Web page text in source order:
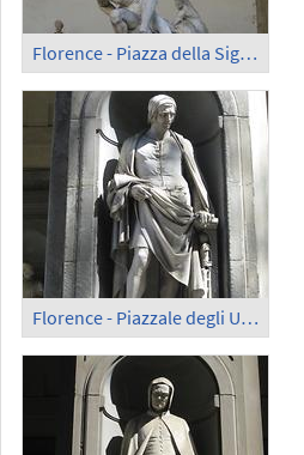
Florence - Piazza della Signoria (4)
Florence - Piazzale degli Uffizi